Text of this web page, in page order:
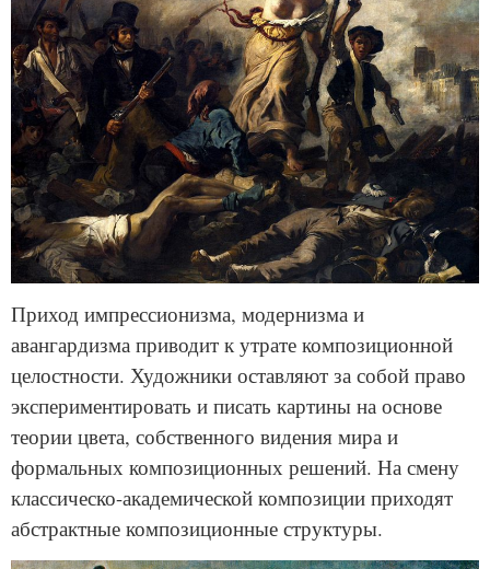
Приход импрессионизма, модернизма и
авангардизма приводит к утрате композиционной
целостности. Художники оставляют за собой право
экспериментировать и писать картины на основе
теории цвета, собственного видения мира и
формальных композиционных решений. На смену
классическо-академической композиции приходят
абстрактные композиционные структуры.